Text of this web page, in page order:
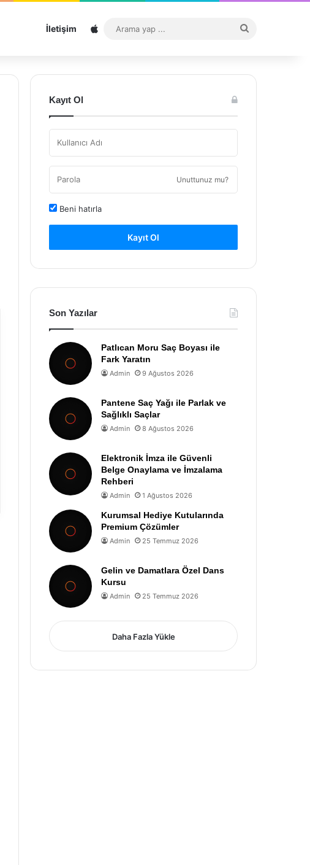
İletişim Sitemap
...
Kayıt Ol
Unuttunuz mu?
Beni hatırla
Kayıt Ol
Son Yazılar
Patlıcan Moru Saç Boyası ile
Fark Yaratın
Admin 9 Ağustos 2026
Pantene Saç Yağı ile Parlak ve
Sağlıklı Saçlar
Admin 8 Ağustos 2026
Elektronik İmza ile Güvenli
Belge Onaylama ve İmzalama
Rehberi
Admin 1 Ağustos 2026
Kurumsal Hediye Kutularında
Premium Çözümler
Admin 25 Temmuz 2026
Gelin ve Damatlara Özel Dans
Kursu
Admin 25 Temmuz 2026
Daha Fazla Yükle